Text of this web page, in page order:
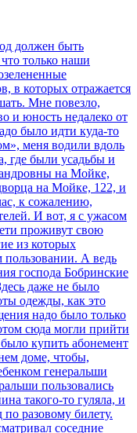
должен быть
только наши
в которых отражается
Мне повезло,
и юность недалеко от
было идти куда-то
меня водили вдоль
где были усадьбы и
на Мойке,
на Мойке, 122, и
к сожалению,
И вот, я с ужасом
проживут свою
из которых
пользовании. А ведь
господа Бобринские
даже не было
одежды, как это
надо было только
сюда могли прийти
купить абонемент
доме, чтобы,
генеральши
пользовались
такого-то гуляла, и
разовому билету.
соседние